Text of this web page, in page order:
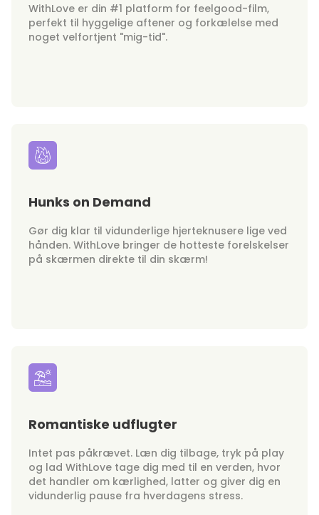
WithLove er din #1 platform for feelgood-film,
perfekt til hyggelige aftener og forkælelse med
noget velfortjent "mig-tid".
Hunks on Demand
Gør dig klar til vidunderlige hjerteknusere lige ved
hånden. WithLove bringer de hotteste forelskelser
på skærmen direkte til din skærm!
Romantiske udflugter
Intet pas påkrævet. Læn dig tilbage, tryk på play
og lad WithLove tage dig med til en verden, hvor
det handler om kærlighed, latter og giver dig en
vidunderlig pause fra hverdagens stress.